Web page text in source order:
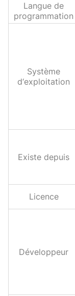
Langue de
programmation
Système
d‘exploitation
Existe depuis
Licence
Développeur